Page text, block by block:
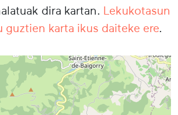
dira kartan. Lekukotasun
guztien karta ikus daiteke ere.